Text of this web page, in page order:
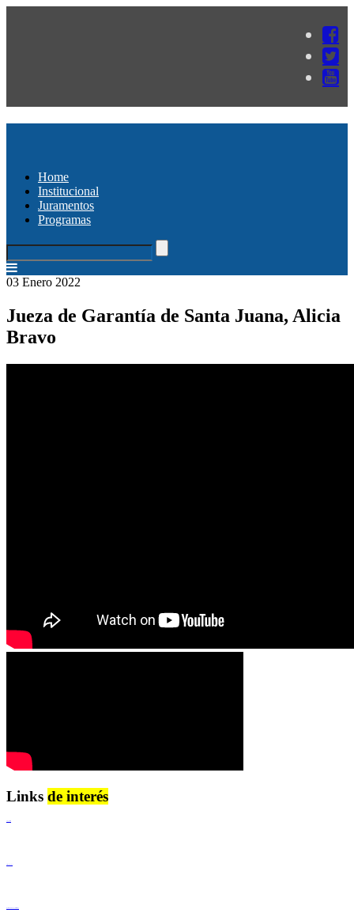
Home
Institucional
Juramentos
Programas
03 Enero 2022
Jueza de Garantía de Santa Juana, Alicia
Bravo
Links de interés